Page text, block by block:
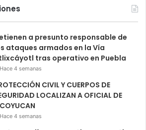
a presunto responsable de
ataques armados en la Vía
tras operativo en Puebla
Hace 4 semanas
CIVIL Y CUERPOS DE
LOCALIZAN A OFICIAL DE
Hace 4 semanas